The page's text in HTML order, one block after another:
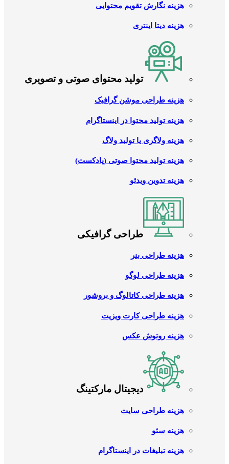
هزینه نگارش تقویم محتوایی
هزینه دیتا اینتری
تولید محتوای صوتی و تصویری
هزینه طراحی موشن گرافیک
هزینه تولید محتوا در اینستاگرام
هزینه ولاگری یا تولید ولاگ
هزینه تولید محتوا صوتی (پادکست)
هزینه تدوین ویدئو
طراحی گرافیکی
هزینه طراحی بنر
هزینه طراحی لوگو
هزینه طراحی کاتالوگ و بروشور
هزینه طراحی کارت ویزیت
هزینه روتوش عکس
دیجیتال مارکتینگ
هزینه طراحی سایت
هزینه سئو
هزینه تبلیغات در اینستاگرام